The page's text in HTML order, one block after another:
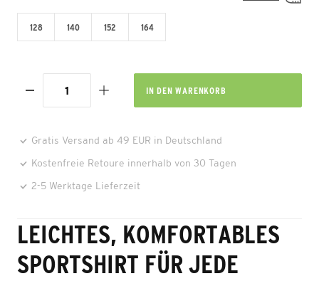
128 140 152 164
IN DEN WARENKORB
Gratis Versand ab 49 EUR in Deutschland
Kostenfreie Retoure innerhalb von 30 Tagen
2-5 Werktage Lieferzeit
LEICHTES, KOMFORTABLES
SPORTSHIRT FÜR JEDE